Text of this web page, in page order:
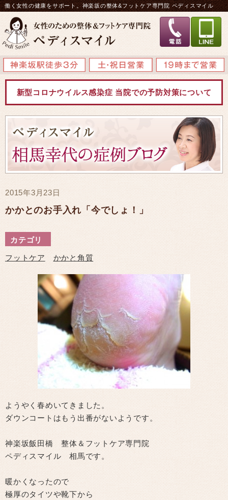
働く女性の健康をサポート。神楽坂の整体&フットケア専門院 ペディスマイル
新型コロナウイルス感染症 当院での予防対策について
2015年3月23日
かかとのお手入れ「今でしょ！」
カテゴリ
フットケア かかと角質
ようやく春めいてきました。
ダウンコートはもう出番がないようです。
神楽坂飯田橋 整体＆フットケア専門院
ペディスマイル 相馬です。
暖かくなったので
極厚のタイツや靴下から